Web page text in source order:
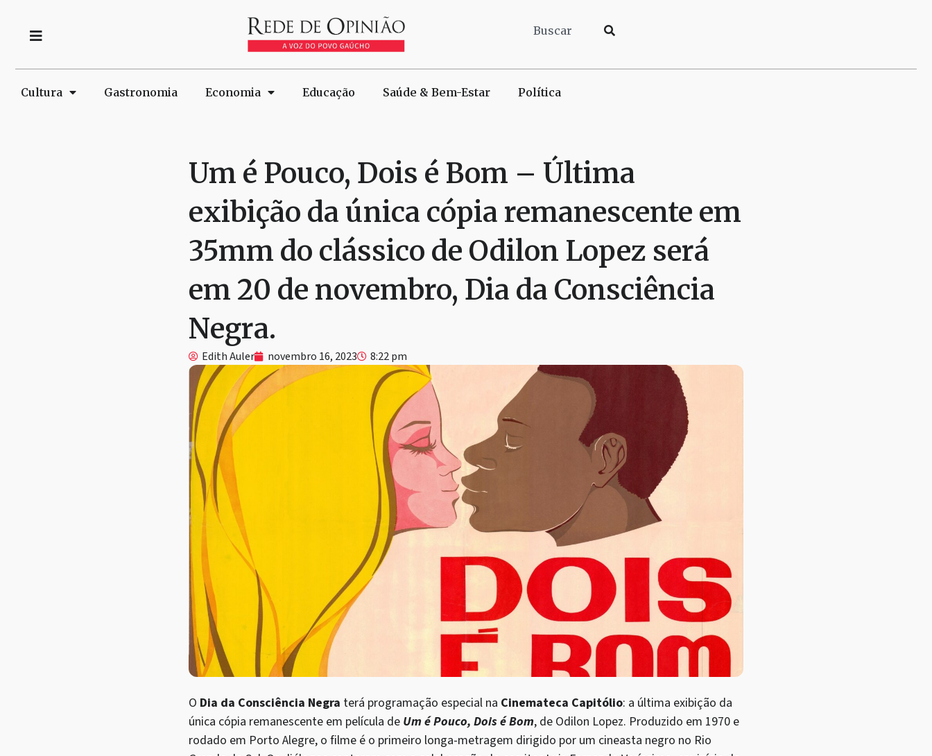
Cultura Gastronomia Economia Educação Saúde & Bem-Estar Política
Um é Pouco, Dois é Bom – Última
exibição da única cópia remanescente em
35mm do clássico de Odilon Lopez será
em 20 de novembro, Dia da Consciência
Negra.
Edith Auler novembro 16, 2023 8:22 pm
O Dia da Consciência Negra terá programação especial na Cinemateca Capitólio: a última exibição da
única cópia remanescente em película de Um é Pouco, Dois é Bom, de Odilon Lopez. Produzido em 1970 e
rodado em Porto Alegre, o filme é o primeiro longa-metragem dirigido por um cineasta negro no Rio